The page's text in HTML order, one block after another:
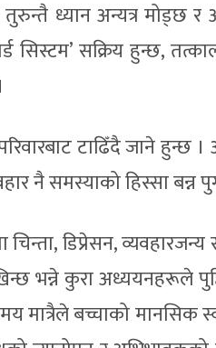
ध्यान अन्यत्र मोड्छ
सिस्टम’ सक्रिय हुन्छ,
टाढिँदै जाने हुन्छ
नै समस्याको हिस्सा बन्न
डिप्रेसन,
भन्ने कुरा अध्ययनहरूले
मात्रैले बच्चाको मानसिक